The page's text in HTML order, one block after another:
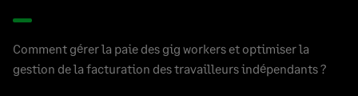
Comment gérer la paie des gig workers et optimiser la
gestion de la facturation des travailleurs indépendants ?